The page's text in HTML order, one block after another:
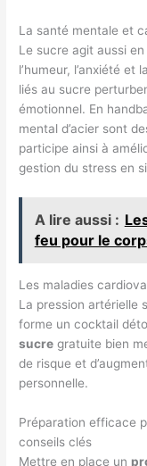
La santé mentale et
Le sucre agit aussi
l’humeur, l’anxiété
liés au sucre
émotionnel. En
mental d’acier sont
participe ainsi à
gestion du stress en
A lire aussi :
feu pour le
Les maladies
La pression artérielle
forme un cocktail
sucre gratuite bien
de risque et
personnelle.
Préparation efficace
conseils clés
Mettre en place un